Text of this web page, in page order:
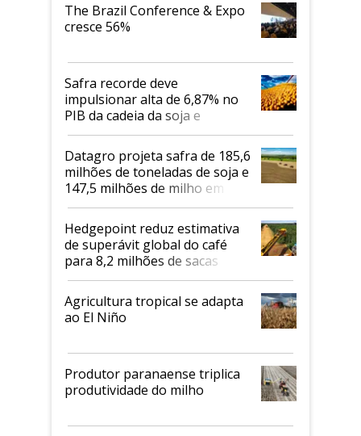
The Brazil Conference & Expo
cresce 56%
Safra recorde deve
impulsionar alta de 6,87% no
PIB da cadeia da soja e
biodiesel em 2026
Datagro projeta safra de 185,6
milhões de toneladas de soja e
147,5 milhões de milho em
2026/27
Hedgepoint reduz estimativa
de superávit global do café
para 8,2 milhões de sacas
Agricultura tropical se adapta
ao El Niño
Produtor paranaense triplica
produtividade do milho